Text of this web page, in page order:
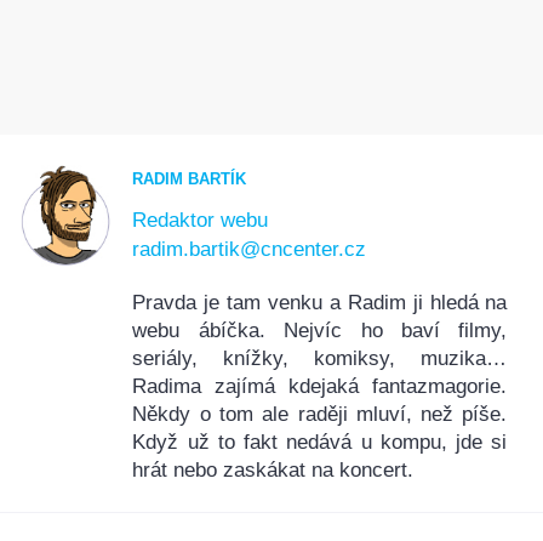
RADIM BARTÍK
Redaktor webu
radim.bartik@cncenter.cz
Pravda je tam venku a Radim ji hledá na
webu ábíčka. Nejvíc ho baví filmy,
seriály, knížky, komiksy, muzika…
Radima zajímá kdejaká fantazmagorie.
Někdy o tom ale raději mluví, než píše.
Když už to fakt nedává u kompu, jde si
hrát nebo zaskákat na koncert.